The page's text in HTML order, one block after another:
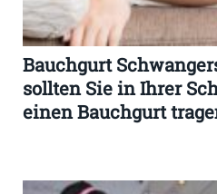
Bauchgurt
sollten Sie in Ihrer
einen Bauchgurt